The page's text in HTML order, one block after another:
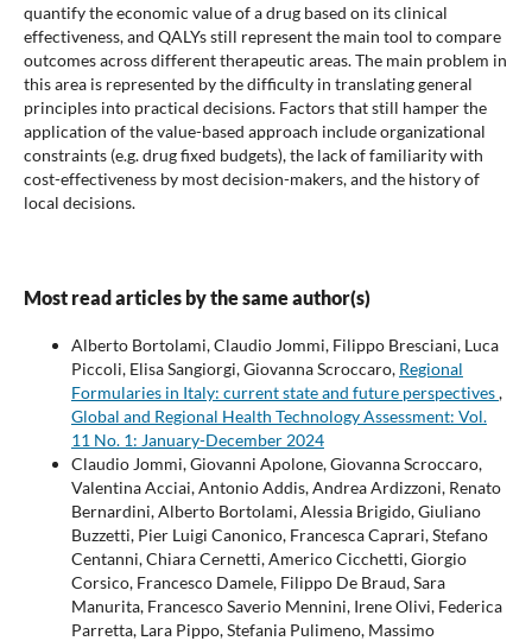
quantify the economic value of a drug based on its clinical
effectiveness, and QALYs still represent the main tool to compare
outcomes across different therapeutic areas. The main problem in
this area is represented by the difficulty in translating general
principles into practical decisions. Factors that still hamper the
application of the value-based approach include organizational
constraints (e.g. drug fixed budgets), the lack of familiarity with
cost-effectiveness by most decision-makers, and the history of
local decisions.
Most read articles by the same author(s)
Alberto Bortolami, Claudio Jommi, Filippo Bresciani, Luca
Piccoli, Elisa Sangiorgi, Giovanna Scroccaro, Regional
Formularies in Italy: current state and future perspectives,
Global and Regional Health Technology Assessment: Vol.
11 No. 1: January-December 2024
Claudio Jommi, Giovanni Apolone, Giovanna Scroccaro,
Valentina Acciai, Antonio Addis, Andrea Ardizzoni, Renato
Bernardini, Alberto Bortolami, Alessia Brigido, Giuliano
Buzzetti, Pier Luigi Canonico, Francesca Caprari, Stefano
Centanni, Chiara Cernetti, Americo Cicchetti, Giorgio
Corsico, Francesco Damele, Filippo De Braud, Sara
Manurita, Francesco Saverio Mennini, Irene Olivi, Federica
Parretta, Lara Pippo, Stefania Pulimeno, Massimo